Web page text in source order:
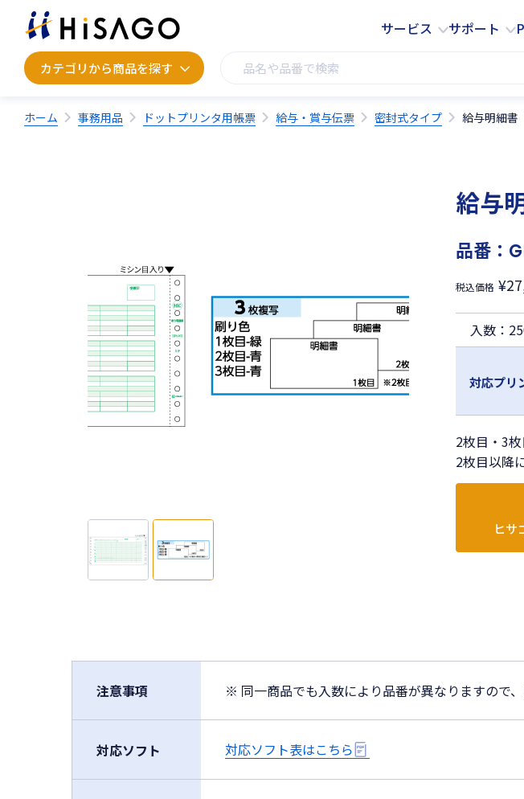
サービス サポート
カテゴリから商品を探す
カテゴリから商品を探す
ホーム 事務用品 ドットプリンタ用帳票 給与・賞与伝票 密封式タイプ 給与明細書
給与
品番：
税込価格
入数：
対応プリ
2枚目・3
2枚目以降
ヒサ
注意事項 ※ 同一商品でも入数により品番が異なりますので
対応ソフト 対応ソフト表はこちら